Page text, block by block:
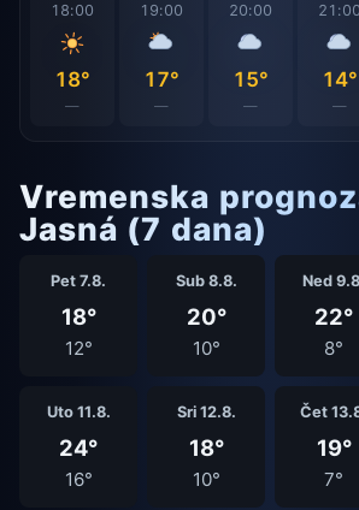
18:00
18°
—
19:00
17°
—
20:00
15°
—
21:00
14°
—
Vremenska
Jasná (7 dana)
Pet 7.8.
18°
12°
Sub 8.8.
20°
10°
Ned
22°
8°
Uto 11.8.
24°
16°
Sri 12.8.
18°
10°
Čet
19°
7°